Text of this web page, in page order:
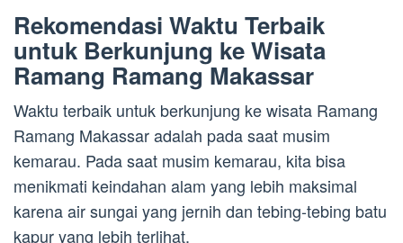
Rekomendasi Waktu Terbaik
untuk Berkunjung ke Wisata
Ramang Ramang Makassar
Waktu terbaik untuk berkunjung ke wisata Ramang
Ramang Makassar adalah pada saat musim
kemarau. Pada saat musim kemarau, kita bisa
menikmati keindahan alam yang lebih maksimal
karena air sungai yang jernih dan tebing-tebing batu
kapur yang lebih terlihat.